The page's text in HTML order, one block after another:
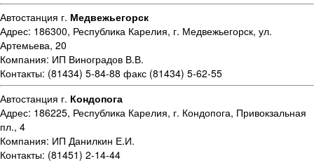
Автостанция г. Медвежьегорск
Адрес: 186300, Республика Карелия, г. Медвежьегорск, ул.
Артемьева, 20
Компания: ИП Виноградов В.В.
Контакты: (81434) 5-84-88 факс (81434) 5-62-55
Автостанция г. Кондопога
Адрес: 186225, Республика Карелия, г. Кондопога, Привокзальная
пл., 4
Компания: ИП Данилкин Е.И.
Контакты: (81451) 2-14-44